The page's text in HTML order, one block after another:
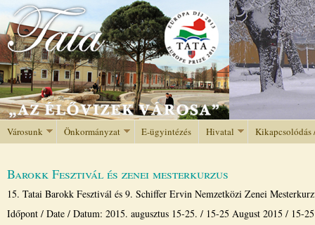
Jump to navigation
Városunk Önkormányzat E-ügyintézés Hivatal Kikapcsolódás
Barokk Fesztivál és zenei mesterkurzus
15. Tatai Barokk Fesztivál és 9. Schiffer Ervin Nemzetközi Zenei
Időpont / Date / Datum: 2015. augusztus 15-25. / 15-25 August 2015 / 15-